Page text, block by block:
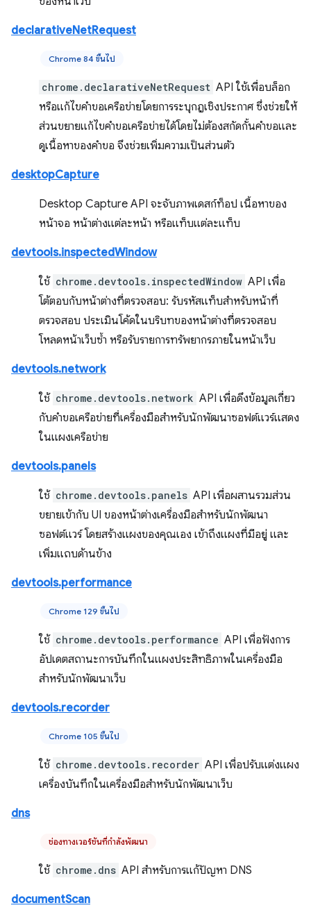
declarativeNetRequest
Chrome 84 ขึ้นไป
chrome.declarativeNetRequest API ใช้เพื่อบล็อก
หรือแก้ไขคำขอเครือข่ายโดยการระบุกฎเชิงประกาศ ซึ่งช่วยให้
ส่วนขยายแก้ไขคำขอเครือข่ายได้โดยไม่ต้องสกัดกั้นคำขอและ
ดูเนื้อหาของคำขอ จึงช่วยเพิ่มความเป็นส่วนตัว
desktopCapture
Desktop Capture API จะจับภาพเดสก์ท็อป เนื้อหาของ
หน้าจอ หน้าต่างแต่ละหน้า หรือแท็บแต่ละแท็บ
devtools.inspectedWindow
ใช้ chrome.devtools.inspectedWindow API เพื่อ
โต้ตอบกับหน้าต่างที่ตรวจสอบ: รับรหัสแท็บสำหรับหน้าที่
ตรวจสอบ ประเมินโค้ดในบริบทของหน้าต่างที่ตรวจสอบ
โหลดหน้าเว็บซ้ำ หรือรับรายการทรัพยากรภายในหน้าเว็บ
devtools.network
ใช้ chrome.devtools.network API เพื่อดึงข้อมูลเกี่ยว
กับคำขอเครือข่ายที่เครื่องมือสำหรับนักพัฒนาซอฟต์แวร์แสดง
ในแผงเครือข่าย
devtools.panels
ใช้ chrome.devtools.panels API เพื่อผสานรวมส่วน
ขยายเข้ากับ UI ของหน้าต่างเครื่องมือสำหรับนักพัฒนา
ซอฟต์แวร์ โดยสร้างแผงของคุณเอง เข้าถึงแผงที่มีอยู่ และ
เพิ่มแถบด้านข้าง
devtools.performance
Chrome 129 ขึ้นไป
ใช้ chrome.devtools.performance API เพื่อฟังการ
อัปเดตสถานะการบันทึกในแผงประสิทธิภาพในเครื่องมือ
สำหรับนักพัฒนาเว็บ
devtools.recorder
Chrome 105 ขึ้นไป
ใช้ chrome.devtools.recorder API เพื่อปรับแต่งแผง
เครื่องบันทึกในเครื่องมือสำหรับนักพัฒนาเว็บ
dns
ช่องทางเวอร์ชันที่กำลังพัฒนา
ใช้ chrome.dns API สำหรับการแก้ปัญหา DNS
documentScan